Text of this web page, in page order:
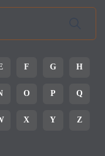
F G H
O P Q
X Y Z